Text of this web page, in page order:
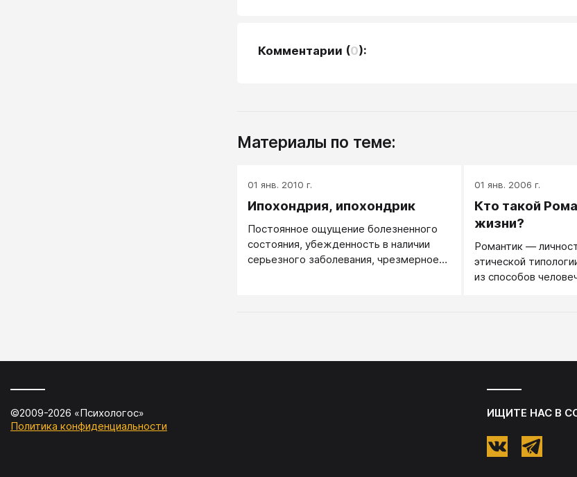
Комментарии (0):
Материалы по теме:
01 янв. 2010 г.
Ипохондрия, ипохондрик
Постоянное ощущение болезненного
состояния, убежденность в наличии
серьезного заболевания, чрезмерное
01 янв. 2006 г.
Кто такой
жизни?
Романтик —
этической
из способов
©2009-2026 «Психологос»
Политика конфиденциальности
ИЩИТЕ НАС В